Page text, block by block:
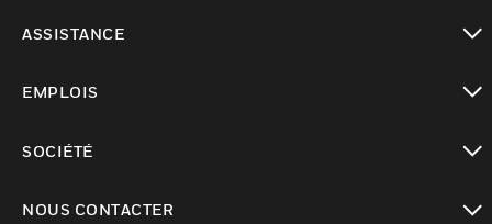
ASSISTANCE
EMPLOIS
SOCIÉTÉ
NOUS CONTACTER